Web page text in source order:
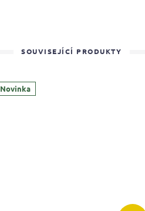
SOUVISEJÍCÍ PRODUKTY
Novinka